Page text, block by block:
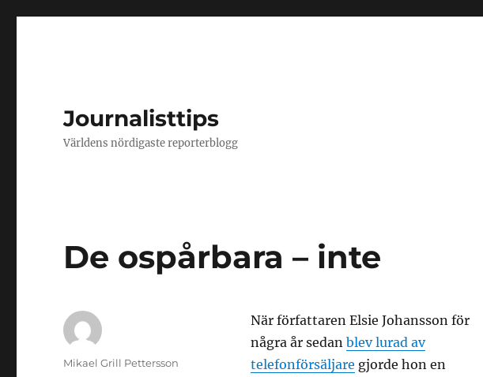
Journalisttips
Världens nördigaste reporterblogg
De ospårbara – inte
När författaren Elsie Johansson för
några år sedan blev lurad av
telefonförsäljare gjorde hon en
Författare
Mikael Grill Pettersson